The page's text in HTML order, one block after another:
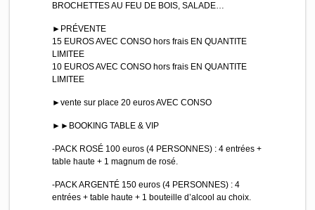
BROCHETTES AU FEU DE BOIS, SALADE…
►PRÉVENTE
15 EUROS AVEC CONSO hors frais EN QUANTITE
LIMITEE
10 EUROS AVEC CONSO hors frais EN QUANTITE
LIMITEE
►vente sur place 20 euros AVEC CONSO
►►BOOKING TABLE & VIP
-PACK ROSÉ 100 euros (4 PERSONNES) : 4 entrées +
table haute + 1 magnum de rosé.
-PACK ARGENTÉ 150 euros (4 PERSONNES) : 4
entrées + table haute + 1 bouteille d’alcool au choix.